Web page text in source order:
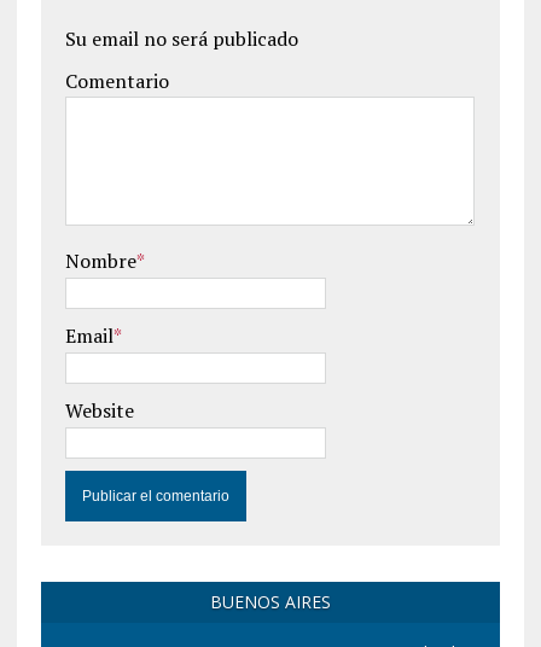
Su email no será publicado
Comentario
Nombre*
Email*
Website
BUENOS AIRES